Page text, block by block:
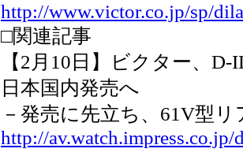
http://www.victor.co.jp/sp/
□関連記事
【2月10日】ビクター、
日本国内発売へ
－発売に先立ち、61V型
http://